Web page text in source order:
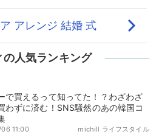
の人気ランキング
で買えるって知ってた！？わざわざ
わずに済む！SNS騒然のあの韓国コ
michill ライフスタイル
11:00